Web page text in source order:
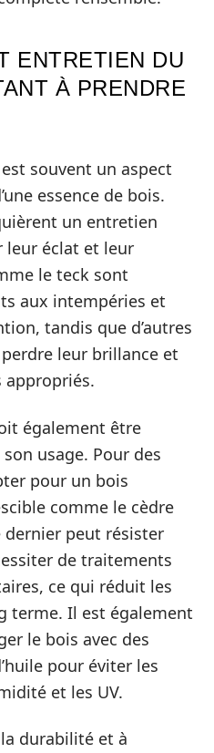
ENTRETIEN DU
À PRENDRE
souvent un aspect
essence de bois.
un entretien
leur éclat et leur
le teck sont
aux intempéries et
tandis que d’autres
leur brillance et
appropriés.
également être
usage. Pour des
pour un bois
comme le cèdre
dernier peut résister
de traitements
ce qui réduit les
terme. Il est également
le bois avec des
pour éviter les
et les UV.
durabilité et à